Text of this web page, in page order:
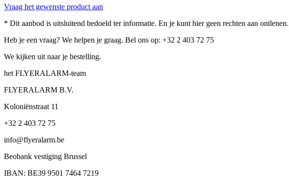
Vraag het gewenste product aan
* Dit aanbod is uitsluitend bedoeld ter informatie. En je kunt hier geen rechten aan
Heb je een vraag? We helpen je graag. Bel ons op: +32 2 403 72 75
We kijken uit naar je bestelling.
het FLYERALARM-team
FLYERALARM B.V.
Koloniënstraat 11
+32 2 403 72 75
info@flyeralarm.be
Beobank vestiging Brussel
IBAN: BE39 9501 7464 7219